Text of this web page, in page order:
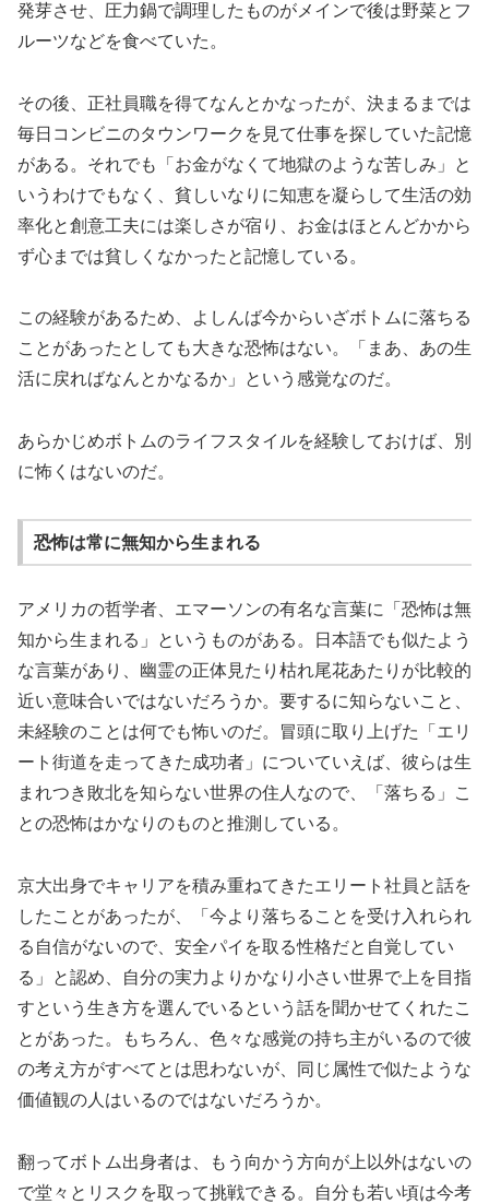
発芽させ、圧力鍋で調理したものがメインで後は野菜とフ
ルーツなどを食べていた。
その後、正社員職を得てなんとかなったが、決まるまでは
毎日コンビニのタウンワークを見て仕事を探していた記憶
がある。それでも「お金がなくて地獄のような苦しみ」と
いうわけでもなく、貧しいなりに知恵を凝らして生活の効
率化と創意工夫には楽しさが宿り、お金はほとんどかから
ず心までは貧しくなかったと記憶している。
この経験があるため、よしんば今からいざボトムに落ちる
ことがあったとしても大きな恐怖はない。「まあ、あの生
活に戻ればなんとかなるか」という感覚なのだ。
あらかじめボトムのライフスタイルを経験しておけば、別
に怖くはないのだ。
恐怖は常に無知から生まれる
アメリカの哲学者、エマーソンの有名な言葉に「恐怖は無
知から生まれる」というものがある。日本語でも似たよう
な言葉があり、幽霊の正体見たり枯れ尾花あたりが比較的
近い意味合いではないだろうか。要するに知らないこと、
未経験のことは何でも怖いのだ。冒頭に取り上げた「エリ
ート街道を走ってきた成功者」についていえば、彼らは生
まれつき敗北を知らない世界の住人なので、「落ちる」こ
との恐怖はかなりのものと推測している。
京大出身でキャリアを積み重ねてきたエリート社員と話を
したことがあったが、「今より落ちることを受け入れられ
る自信がないので、安全パイを取る性格だと自覚してい
る」と認め、自分の実力よりかなり小さい世界で上を目指
すという生き方を選んでいるという話を聞かせてくれたこ
とがあった。もちろん、色々な感覚の持ち主がいるので彼
の考え方がすべてとは思わないが、同じ属性で似たような
価値観の人はいるのではないだろうか。
翻ってボトム出身者は、もう向かう方向が上以外はないの
で堂々とリスクを取って挑戦できる。自分も若い頃は今考